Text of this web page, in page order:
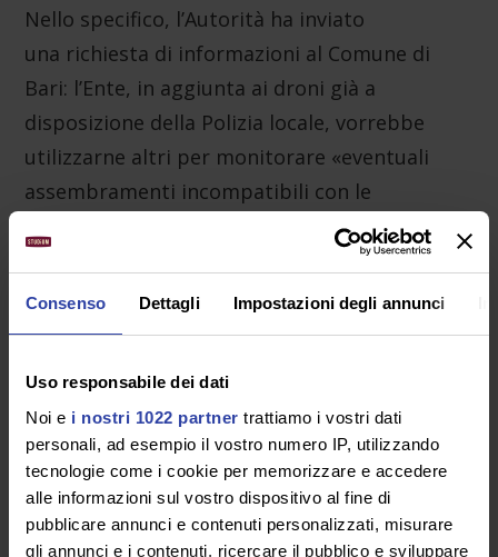
Consenso Dettagli Impostazioni degli annunci
Uso responsabile dei dati
Noi e i nostri 1022 partner trattiamo i vostri dati
personali, ad esempio il vostro numero IP, utilizzando
tecnologie come i cookie per memorizzare e accedere
alle informazioni sul vostro dispositivo al fine di
pubblicare annunci e contenuti personalizzati, misurare
gli annunci e i contenuti, ricercare il pubblico e sviluppare
Nello specifico, l’Autorità ha inviato
una richiesta di informazioni al Comune di
Bari: l’Ente, in aggiunta ai droni già a
disposizione della Polizia locale, vorrebbe
utilizzarne altri per monitorare «eventuali
assembramenti incompatibili con le
limitazioni dovute alla gestione della
Analoga richiesta è stata inviata al comune di
autunno, la Polizia locale sarà dotata di 9
droni per il monitoraggio ed il controllo del
territorio cittadino.
Infine, l’Autorità ha inviato una richiesta di
informazioni alla Azienda Usl Roma 3 per